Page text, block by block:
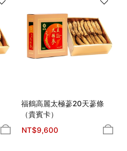
福鶴高麗太極蔘20天蔘條
（貴賓卡）
NT$9,600